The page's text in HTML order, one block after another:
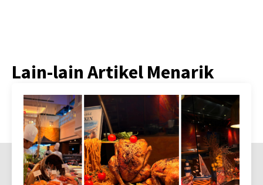
Lain-lain Artikel Menarik